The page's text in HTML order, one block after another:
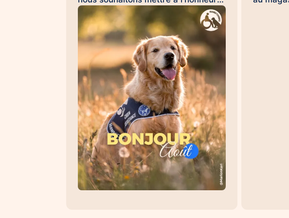
Émilie et Ron, son chien d'assistance
à la réussite scolaire HANDI'CHIENS
💛 Au quotidien, Ron accompagne
Émilie dans son collège et l'aide à
évoluer dans un environnement
scolaire avec davantage de sérénité,
de confiance et d'apaisement. Sa
présence favorise les
apprentissages, renforce le
sentiment de sécurité et contribue à
créer un climat propice à la réussite.
Les chiens d'assistance à la réussite
scolaire permettent : 🐾 d'apaiser les
situations de stress et d'anxiété 🐾
de favoriser la concentration et les
apprentissages 🐾 de renforcer la